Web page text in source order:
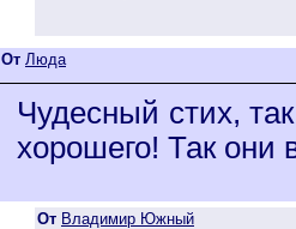
От Люда
Чудесный стих,
хорошего! Так они
От Владимир Южный